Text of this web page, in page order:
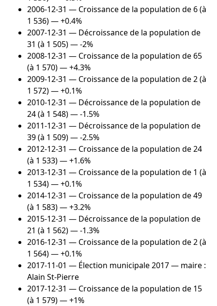
2006-12-31 — Croissance de la population de 6 (à
1 536) — +0.4%
2007-12-31 — Décroissance de la population de
31 (à 1 505) — -2%
2008-12-31 — Croissance de la population de 65
(à 1 570) — +4.3%
2009-12-31 — Croissance de la population de 2 (à
1 572) — +0.1%
2010-12-31 — Décroissance de la population de
24 (à 1 548) — -1.5%
2011-12-31 — Décroissance de la population de
39 (à 1 509) — -2.5%
2012-12-31 — Croissance de la population de 24
(à 1 533) — +1.6%
2013-12-31 — Croissance de la population de 1 (à
1 534) — +0.1%
2014-12-31 — Croissance de la population de 49
(à 1 583) — +3.2%
2015-12-31 — Décroissance de la population de
21 (à 1 562) — -1.3%
2016-12-31 — Croissance de la population de 2 (à
1 564) — +0.1%
2017-11-01 — Élection municipale 2017 — maire :
Alain St-Pierre
2017-12-31 — Croissance de la population de 15
(à 1 579) — +1%